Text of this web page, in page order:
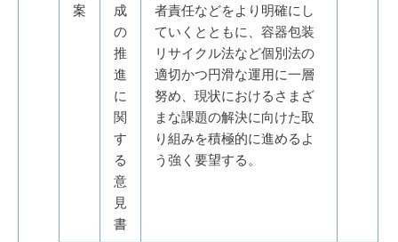
案
成
の
推
進
に
関
す
る
意
見
書
者責任などをより明確にし
ていくとともに、容器包装
リサイクル法など個別法の
適切かつ円滑な運用に一層
努め、現状におけるさまざ
まな課題の解決に向けた取
り組みを積極的に進めるよ
う強く要望する。